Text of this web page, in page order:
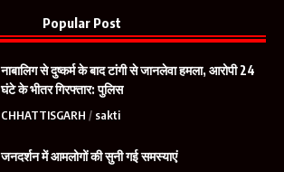
Popular Post
नाबालिग से दुष्कर्म के बाद टांगी से जानलेवा हमला, आरोपी 24
घंटे के भीतर गिरफ्तार: पुलिस
CHHATTISGARH sakti
जनदर्शन में आमलोगों की सुनी गई समस्याएं